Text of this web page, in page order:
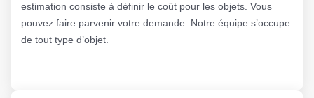
estimation consiste à définir le coût pour les objets. Vous
pouvez faire parvenir votre demande. Notre équipe s’occupe
de tout type d’objet.